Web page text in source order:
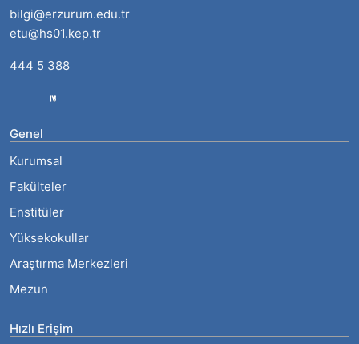
bilgi@erzurum.edu.tr
etu@hs01.kep.tr
444 5 388
Genel
Kurumsal
Fakülteler
Enstitüler
Yüksekokullar
Araştırma Merkezleri
Mezun
Hızlı Erişim